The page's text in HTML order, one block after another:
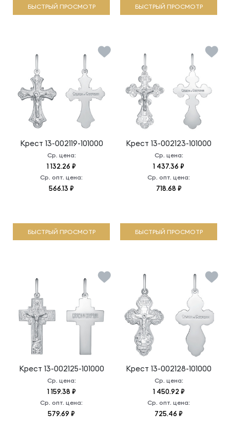
БЫСТРЫЙ ПРОСМОТР БЫСТРЫЙ ПРОСМОТР
Крест 13-002119-101000
Ср. цена:
1 132.26 ₽
Ср. опт. цена:
566.13 ₽
БЫСТРЫЙ ПРОСМОТР
Крест 13-002123-101000
Ср. цена:
1 437.36 ₽
Ср. опт. цена:
718.68 ₽
БЫСТРЫЙ ПРОСМОТР
Крест 13-002125-101000
Ср. цена:
1 159.38 ₽
Ср. опт. цена:
579.69 ₽
Крест 13-002128-101000
Ср. цена:
1 450.92 ₽
Ср. опт. цена:
725.46 ₽